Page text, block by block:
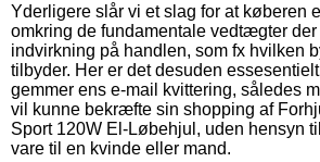
Yderligere slår vi et slag for at køberen
omkring de fundamentale vedtægter
indvirkning på handlen, som fx hvilken
tilbyder. Her er det desuden
gemmer ens e-mail kvittering, således
vil kunne bekræfte sin shopping af
Sport 120W El-Løbehjul, uden hensyn
vare til en kvinde eller mand.